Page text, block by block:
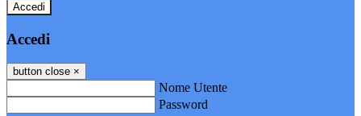
Accedi
Accedi
button close ×
Nome Utente
Password